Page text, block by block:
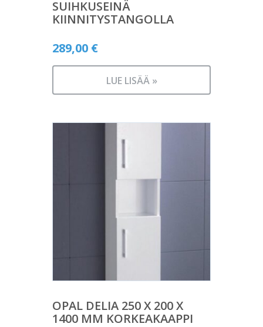
SUIHKUSEINÄ
KIINNITYSTANGOLLA
289,00 €
LUE LISÄÄ »
OPAL DELIA 250 X 200 X
1400 MM KORKEAKAAPPI